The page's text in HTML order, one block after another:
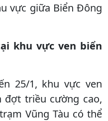
vực giữa Biển Đông
khu vực ven biển
25/1, khu vực ven
đợt triều cường cao,
Vũng Tàu có thể